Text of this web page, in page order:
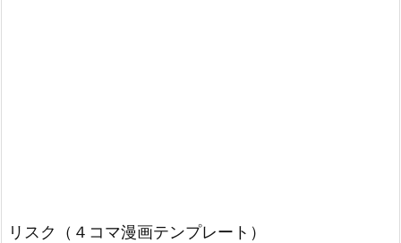
リスク（４コマ漫画テンプレート）